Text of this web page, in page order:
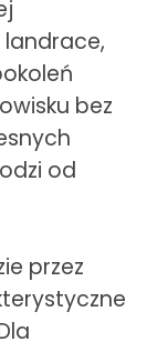
bez
od
przez